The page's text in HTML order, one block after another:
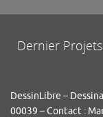
Dernier Projets
DessinLibre –
00039 – Contact :